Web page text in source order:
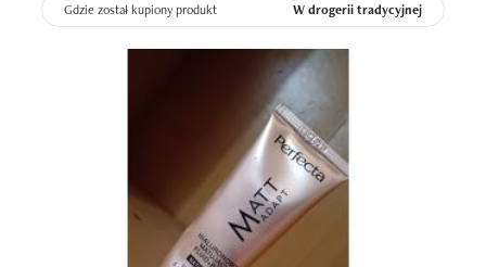
Gdzie został kupiony produkt W drogerii tradycyjnej